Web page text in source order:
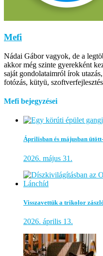
Mefi
Nádai Gábor vagyok, de a
akkor még szinte gyerekként
saját gondolataimról írok
fotózás, kütyü,
Mefi bejegyzései
Áprilisban és májusban
2026. május 31.
Visszavettük a trikolor
2026. április 13.